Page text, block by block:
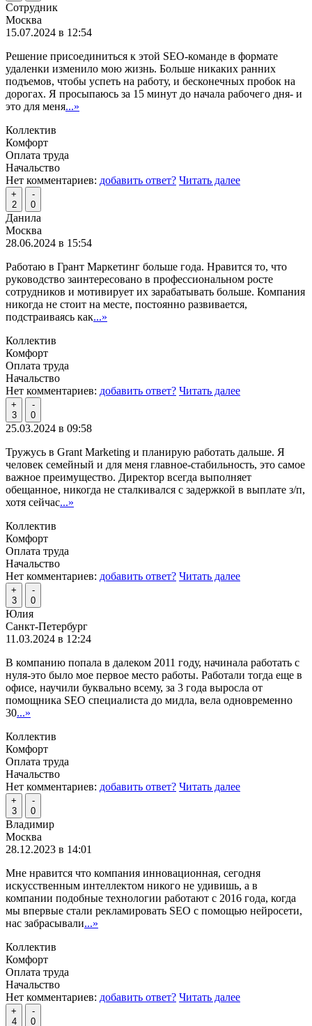
Сотрудник
Москва
15.07.2024 в 12:54
Решение присоединиться к этой SEO-команде в формате
удаленки изменило мою жизнь. Больше никаких ранних
подъемов, чтобы успеть на работу, и бесконечных пробок на
дорогах. Я просыпаюсь за 15 минут до начала рабочего дня- и
это для меня...»
Коллектив
Комфорт
Оплата труда
Начальство
Нет комментариев: добавить ответ? Читать далее
+
2
-
0
Данила
Москва
28.06.2024 в 15:54
Работаю в Грант Маркетинг больше года. Нравится то, что
руководство заинтересовано в профессиональном росте
сотрудников и мотивирует их зарабатывать больше. Компания
никогда не стоит на месте, постоянно развивается,
подстраиваясь как...»
Коллектив
Комфорт
Оплата труда
Начальство
Нет комментариев: добавить ответ? Читать далее
+
3
-
0
25.03.2024 в 09:58
Тружусь в Grant Marketing и планирую работать дальше. Я
человек семейный и для меня главное-стабильность, это самое
важное преимущество. Директор всегда выполняет
обещанное, никогда не сталкивался с задержкой в выплате з/п,
хотя сейчас...»
Коллектив
Комфорт
Оплата труда
Начальство
Нет комментариев: добавить ответ? Читать далее
+
3
-
0
Юлия
Санкт-Петербург
11.03.2024 в 12:24
В компанию попала в далеком 2011 году, начинала работать с
нуля-это было мое первое место работы. Работали тогда еще в
офисе, научили буквально всему, за 3 года выросла от
помощника SEO специалиста до мидла, вела одновременно
30...»
Коллектив
Комфорт
Оплата труда
Начальство
Нет комментариев: добавить ответ? Читать далее
+
3
-
0
Владимир
Москва
28.12.2023 в 14:01
Мне нравится что компания инновационная, сегодня
искусственным интеллектом никого не удивишь, а в
компании подобные технологии работают с 2016 года, когда
мы впервые стали рекламировать SEO с помощью нейросети,
нас забрасывали...»
Коллектив
Комфорт
Оплата труда
Начальство
Нет комментариев: добавить ответ? Читать далее
+
4
-
0